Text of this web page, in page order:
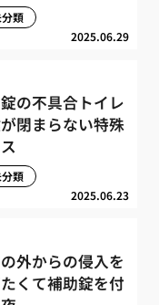
2025.06.29
類
の不具合トイレ
閉まらない特殊
2025.06.23
類
外からの侵入を
くて補助錠を付